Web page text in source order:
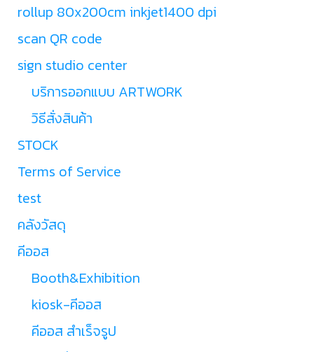
rollup 80x200cm inkjet1400 dpi
scan QR code
sign studio center
บริการออกแบบ ARTWORK
วิธีสั่งสินค้า
STOCK
Terms of Service
test
คลังวัสดุ
คีออส
Booth&Exhibition
kiosk-คีออส
คีออส สำเร็จรูป